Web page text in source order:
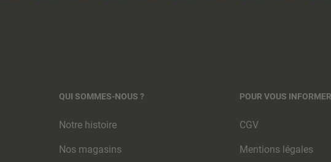
QUI SOMMES-NOUS ?
Notre histoire
Nos magasins
POUR VOUS INFORMER
CGV
Mentions légales